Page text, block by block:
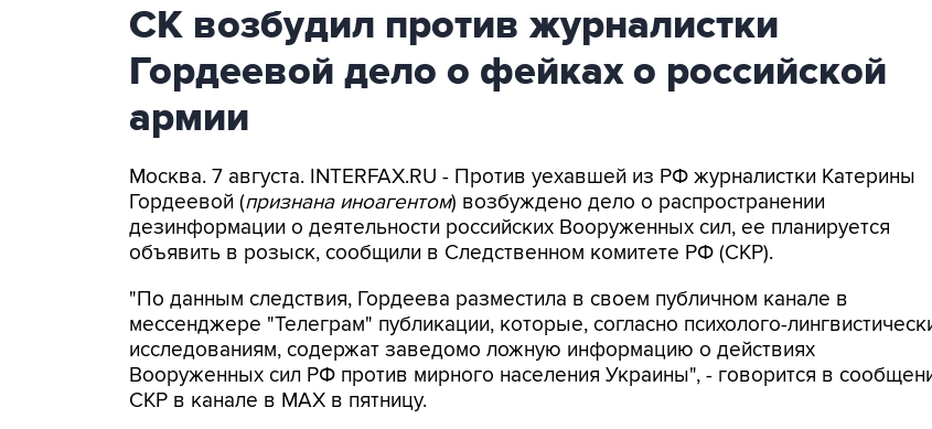
СК возбудил против журналистки
Гордеевой дело о фейках о российской
армии
Москва. 7 августа. INTERFAX.RU - Против уехавшей из РФ журналистки Катерины
Гордеевой (признана иноагентом) возбуждено дело о распространении
дезинформации о деятельности российских Вооруженных сил, ее планируется
объявить в розыск, сообщили в Следственном комитете РФ (СКР).
"По данным следствия, Гордеева разместила в своем публичном канале в
мессенджере "Телеграм" публикации, которые, согласно психолого-
исследованиям, содержат заведомо ложную информацию о действиях
Вооруженных сил РФ против мирного населения Украины", - говорится в
СКР в канале в MAX в пятницу.